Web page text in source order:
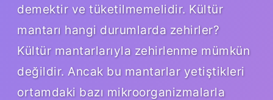
demektir ve tüketilmemelidir. Kültür
mantarı hangi durumlarda zehirler?
Kültür mantarlarıyla zehirlenme mümkün
değildir. Ancak bu mantarlar yetiştikleri
ortamdaki bazı mikroorganizmalarla